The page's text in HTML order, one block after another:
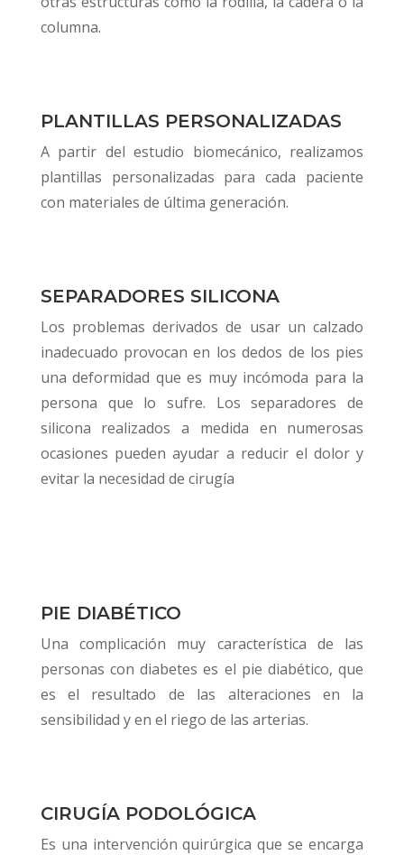
columna.
PLANTILLAS PERSONALIZADAS
A partir del estudio biomecánico, realizamos
plantillas personalizadas para cada paciente
con materiales de última generación.
SEPARADORES SILICONA
Los problemas derivados de usar un calzado
inadecuado provocan en los dedos de los pies
una deformidad que es muy incómoda para la
persona que lo sufre. Los separadores de
silicona realizados a medida en numerosas
ocasiones pueden ayudar a reducir el dolor y
evitar la necesidad de cirugía
PIE DIABÉTICO
Una complicación muy característica de las
personas con diabetes es el pie diabético, que
es el resultado de las alteraciones en la
sensibilidad y en el riego de las arterias.
CIRUGÍA PODOLÓGICA
Es una intervención quirúrgica que se encarga